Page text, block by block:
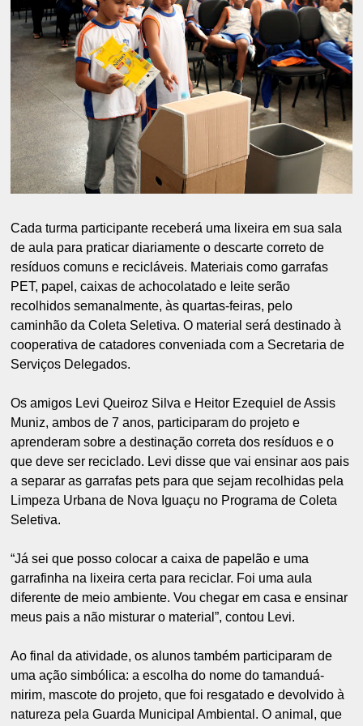
Cada turma participante receberá uma lixeira em sua sala
de aula para praticar diariamente o descarte correto de
resíduos comuns e recicláveis. Materiais como garrafas
PET, papel, caixas de achocolatado e leite serão
recolhidos semanalmente, às quartas-feiras, pelo
caminhão da Coleta Seletiva. O material será destinado à
cooperativa de catadores conveniada com a Secretaria de
Serviços Delegados.
Os amigos Levi Queiroz Silva e Heitor Ezequiel de Assis
Muniz, ambos de 7 anos, participaram do projeto e
aprenderam sobre a destinação correta dos resíduos e o
que deve ser reciclado. Levi disse que vai ensinar aos pais
a separar as garrafas pets para que sejam recolhidas pela
Limpeza Urbana de Nova Iguaçu no Programa de Coleta
Seletiva.
“Já sei que posso colocar a caixa de papelão e uma
garrafinha na lixeira certa para reciclar. Foi uma aula
diferente de meio ambiente. Vou chegar em casa e ensinar
meus pais a não misturar o material”, contou Levi.
Ao final da atividade, os alunos também participaram de
uma ação simbólica: a escolha do nome do tamanduá-
mirim, mascote do projeto, que foi resgatado e devolvido à
natureza pela Guarda Municipal Ambiental. O animal, que